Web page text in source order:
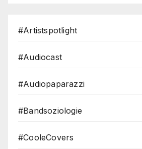
#Artistspotlight
#Audiocast
#Audiopaparazzi
#Bandsoziologie
#CooleCovers